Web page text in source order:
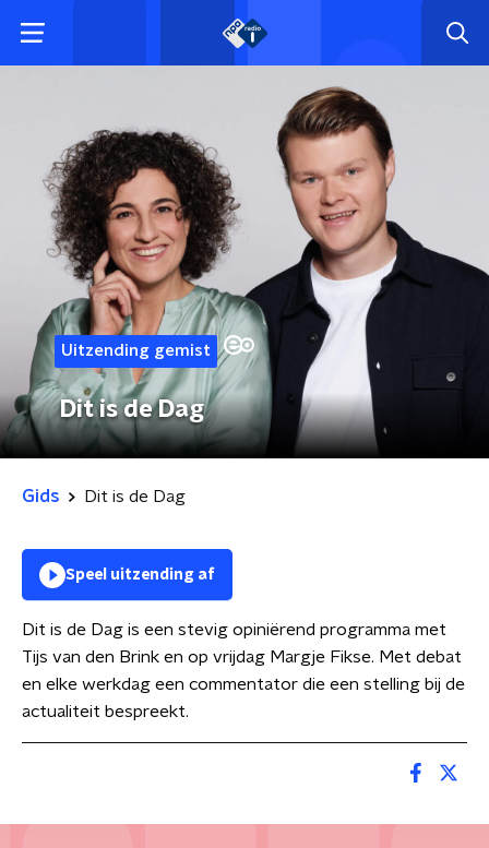
Uitzending gemist
Dit is de Dag
Gids Dit is de Dag
Speel uitzending af
Dit is de Dag is een stevig opiniërend programma met
Tijs van den Brink en op vrijdag Margje Fikse. Met debat
en elke werkdag een commentator die een stelling bij de
actualiteit bespreekt.